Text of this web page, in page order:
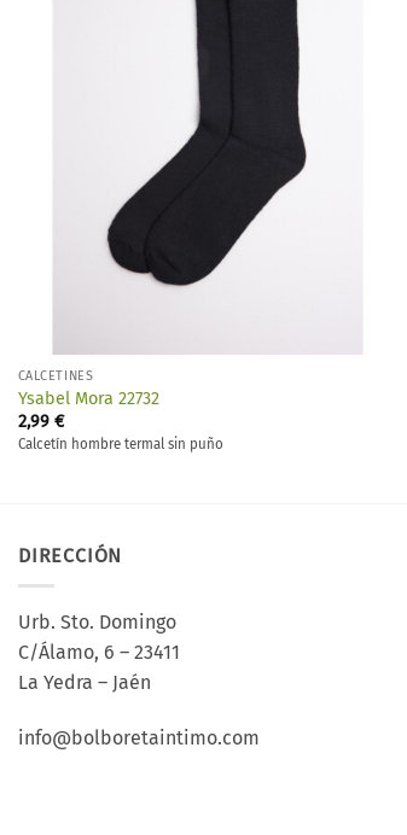
CALCETINES
Ysabel Mora 22732
2,99 €
Calcetín hombre termal sin puño
DIRECCIÓN
Urb. Sto. Domingo
C/Álamo, 6 – 23411
La Yedra – Jaén
info@bolboretaintimo.com